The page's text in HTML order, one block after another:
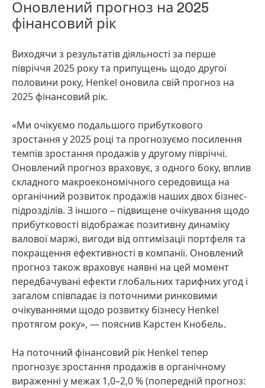
Оновлений прогноз на 2025
фінансовий рік
Виходячи з результатів діяльності за перше
півріччя 2025 року та припущень щодо другої
половини року, Henkel оновила свій прогноз на
2025 фінансовий рік.
«Ми очікуємо подальшого прибуткового
зростання у 2025 році та прогнозуємо посилення
темпів зростання продажів у другому півріччі.
Оновлений прогноз враховує, з одного боку, вплив
складного макроекономічного середовища на
органічний розвиток продажів наших двох бізнес-
підрозділів. З іншого – підвищене очікування щодо
прибутковості відображає позитивну динаміку
валової маржі, вигоди від оптимізації портфеля та
покращення ефективності в компанії. Оновлений
прогноз також враховує наявні на цей момент
передбачувані ефекти глобальних тарифних угод і
загалом співпадає із поточними ринковими
очікуваннями щодо розвитку бізнесу Henkel
протягом року», — пояснив Карстен Кнобель.
На поточний фінансовий рік Henkel тепер
прогнозує зростання продажів в органічному
вираженні у межах 1,0–2,0 % (попередній прогноз: